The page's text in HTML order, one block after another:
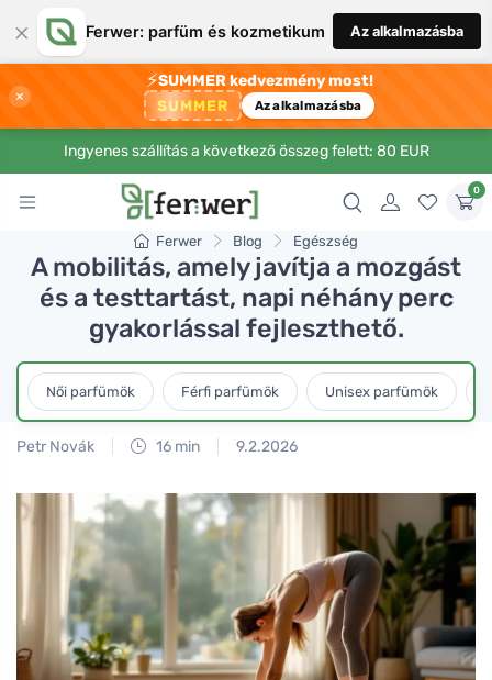
× Ferwer: parfüm és kozmetikum Az alkalmazásba
×
⚡SUMMER kedvezmény most!
SUMMER Az alkalmazásba
Ingyenes szállítás a következő összeg felett: 80 EUR
0
Ferwer Blog Egészség
A mobilitás, amely javítja a mozgást
és a testtartást, napi néhány perc
gyakorlással fejleszthető.
Női parfümök Férfi parfümök Unisex parfümök
Petr Novák 16 min 9.2.2026